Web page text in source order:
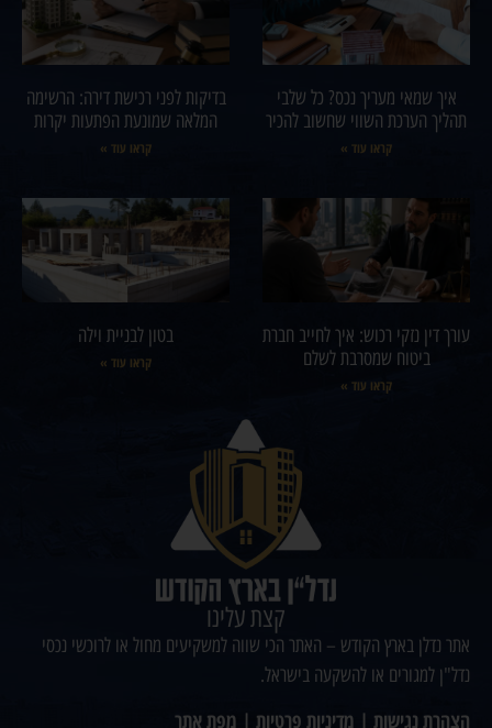
איך שמאי מעריך נכס? כל שלבי
תהליך הערכת השווי שחשוב להכיר
קראו עוד »
בדיקות לפני רכישת דירה: הרשימה
המלאה שמונעת הפתעות יקרות
קראו עוד »
עורך דין נזקי רכוש: איך לחייב חברת
ביטוח שמסרבת לשלם
קראו עוד »
בטון לבניית וילה
קראו עוד »
קצת עלינו
אתר נדלן בארץ הקודש – האתר הכי שווה למשקיעים מחול או לרוכשי נכסי
נדל"ן למגורים או להשקעה בישראל.
הצהרת נגישות | מדיניות פרטיות | מפת אתר